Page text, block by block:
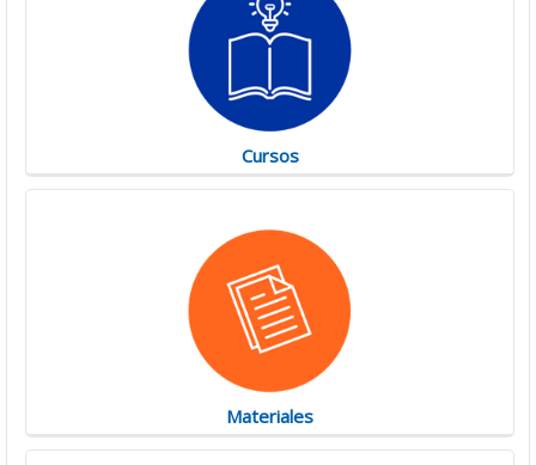
Cursos
Materiales